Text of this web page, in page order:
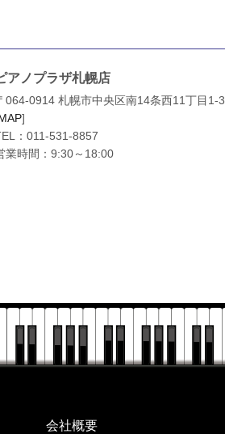
アノプラザ札幌店
064-0914 札幌市中央区南14条西11丁目1-3
]
： 011-531-8857
業時間：9:30～18:00
会社概要